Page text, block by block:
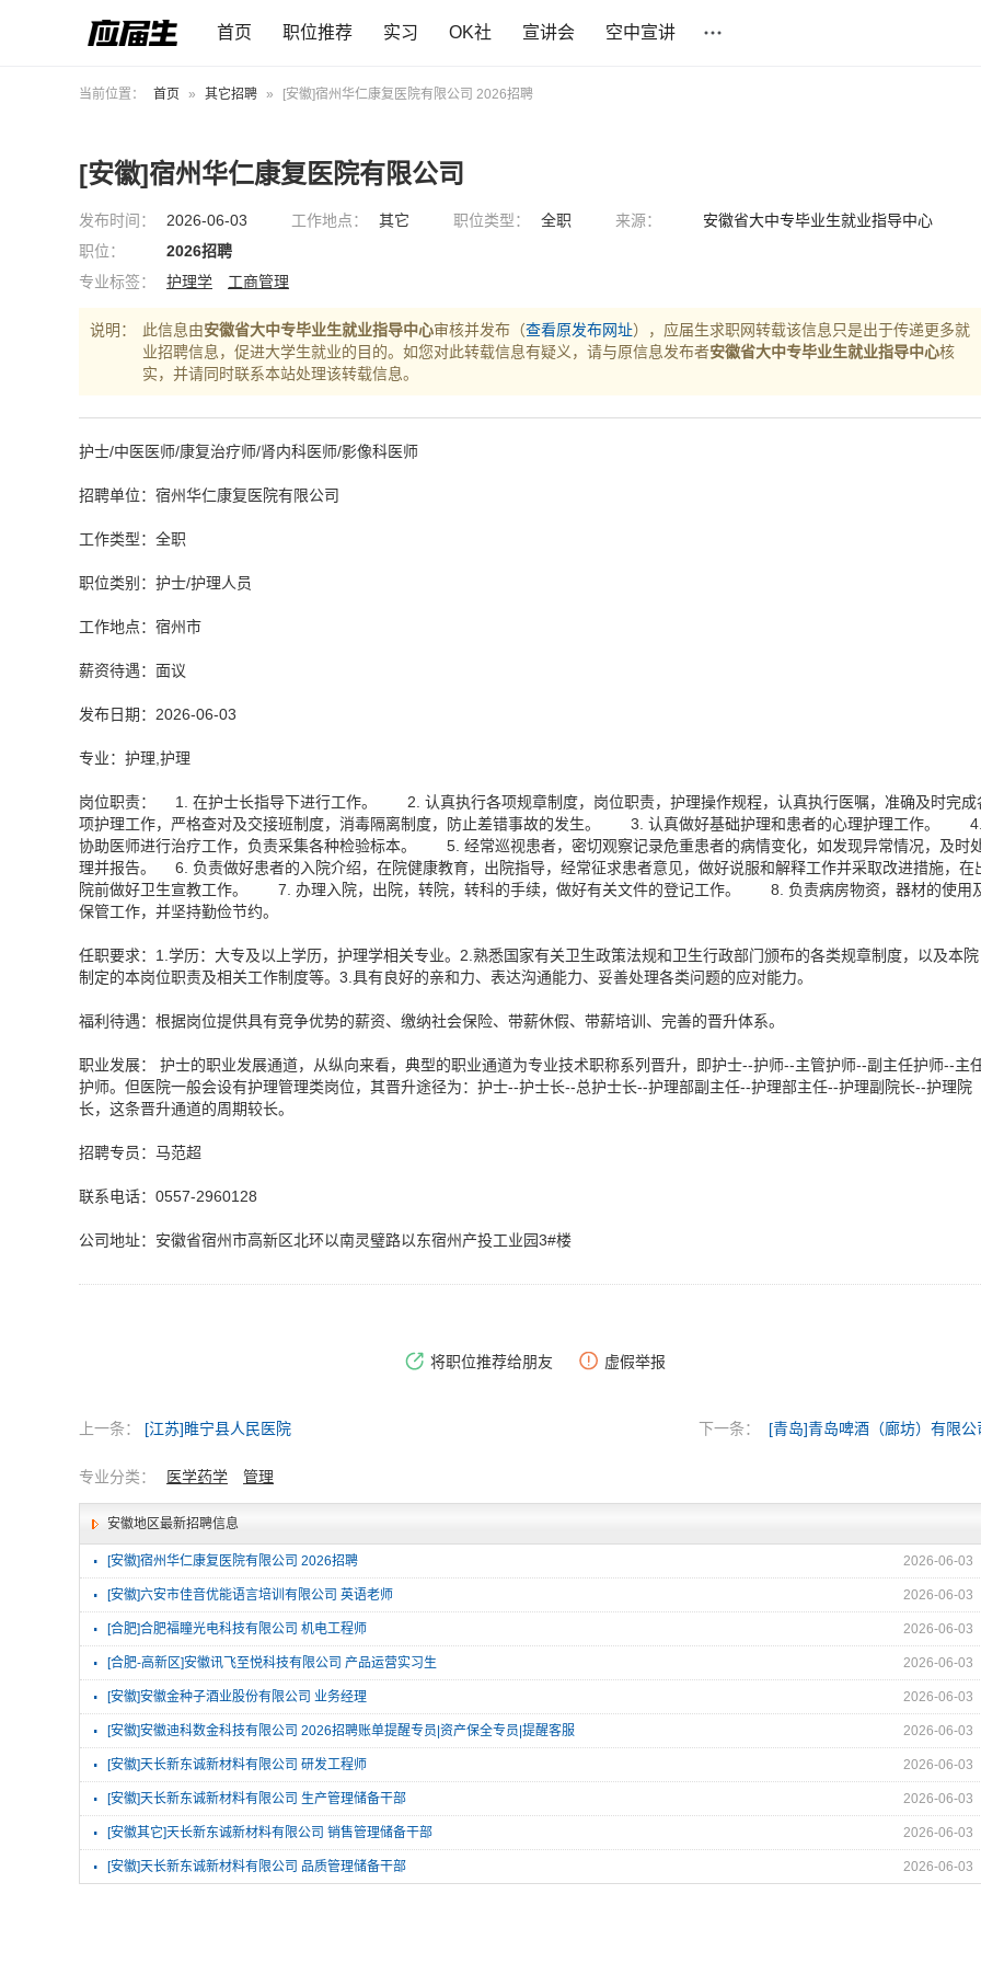
首页 职位推荐 实习 OK社 宣讲会 空中宣讲
当前位置： 首页 » 其它招聘 » [安徽]宿州华仁康复医院有限公司 2026招聘
[安徽]宿州华仁康复医院有限公司
发布时间： 2026-06-03 工作地点： 其它 职位类型： 全职 来源：
安徽省大中专毕业生就业指导中心
职位：
2026招聘
专业标签：
护理学 工商管理
说明： 此信息由安徽省大中专毕业生就业指导中心审核并发布（查看原发布网址），应届生求职网转载该信息只是出于传递更多就
业招聘信息，促进大学生就业的目的。如您对此转载信息有疑义，请与原信息发布者安徽省大中专毕业生就业指导中心核
实，并请同时联系本站处理该转载信息。
护士/中医医师/康复治疗师/肾内科医师/影像科医师
招聘单位：宿州华仁康复医院有限公司
工作类型：全职
职位类别：护士/护理人员
工作地点：宿州市
薪资待遇：面议
发布日期：2026-06-03
专业：护理,护理
岗位职责： 1. 在护士长指导下进行工作。 2. 认真执行各项规章制度，岗位职责，护理操作规程，认真执行医嘱，准确及时完成
项护理工作，严格查对及交接班制度，消毒隔离制度，防止差错事故的发生。 3. 认真做好基础护理和患者的心理护理工作。
协助医师进行治疗工作，负责采集各种检验标本。 5. 经常巡视患者，密切观察记录危重患者的病情变化，如发现异常情况，及时
理并报告。 6. 负责做好患者的入院介绍，在院健康教育，出院指导，经常征求患者意见，做好说服和解释工作并采取改进措施，在
院前做好卫生宣教工作。 7. 办理入院，出院，转院，转科的手续，做好有关文件的登记工作。 8. 负责病房物资，器材的使用
保管工作，并坚持勤俭节约。
任职要求：1.学历：大专及以上学历，护理学相关专业。2.熟悉国家有关卫生政策法规和卫生行政部门颁布的各类规章制度，以及本院
制定的本岗位职责及相关工作制度等。3.具有良好的亲和力、表达沟通能力、妥善处理各类问题的应对能力。
福利待遇：根据岗位提供具有竞争优势的薪资、缴纳社会保险、带薪休假、带薪培训、完善的晋升体系。
职业发展： 护士的职业发展通道，从纵向来看，典型的职业通道为专业技术职称系列晋升，即护士--护师--主管护师--副主任护师--主
护师。但医院一般会设有护理管理类岗位，其晋升途径为：护士--护士长--总护士长--护理部副主任--护理部主任--护理副院长--护理院
长，这条晋升通道的周期较长。
招聘专员：马范超
联系电话：0557-2960128
公司地址：安徽省宿州市高新区北环以南灵璧路以东宿州产投工业园3#楼
将职位推荐给朋友 虚假举报
上一条： [江苏]睢宁县人民医院 下一条： [青岛]青岛啤酒（廊坊）有限公
专业分类： 医学药学 管理
安徽地区最新招聘信息
2026-06-03
· [安徽]宿州华仁康复医院有限公司 2026招聘
2026-06-03
· [安徽]六安市佳音优能语言培训有限公司 英语老师
2026-06-03
· [合肥]合肥福瞳光电科技有限公司 机电工程师
2026-06-03
· [合肥-高新区]安徽讯飞至悦科技有限公司 产品运营实习生
2026-06-03
· [安徽]安徽金种子酒业股份有限公司 业务经理
2026-06-03
· [安徽]安徽迪科数金科技有限公司 2026招聘账单提醒专员|资产保全专员|提醒客服
2026-06-03
· [安徽]天长新东诚新材料有限公司 研发工程师
2026-06-03
· [安徽]天长新东诚新材料有限公司 生产管理储备干部
2026-06-03
· [安徽其它]天长新东诚新材料有限公司 销售管理储备干部
2026-06-03
· [安徽]天长新东诚新材料有限公司 品质管理储备干部